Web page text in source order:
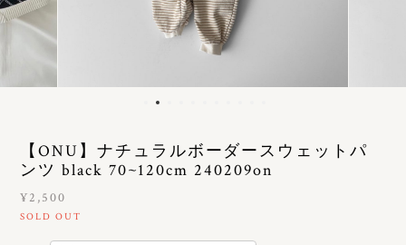
【ONU】ナチュラルボーダースウェットパ
ンツ black 70~120cm 240209on
¥2,500
SOLD OUT